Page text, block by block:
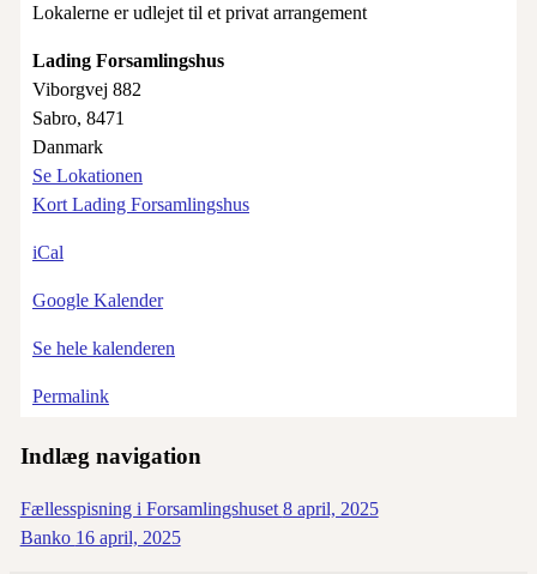
Lokalerne er udlejet til et privat arrangement
Lading Forsamlingshus
Viborgvej 882
Sabro, 8471
Danmark
Se Lokationen
KortLading Forsamlingshus
iCal
Google Kalender
Se hele kalenderen
Permalink
Indlæg navigation
Fællesspisning i Forsamlingshuset 8 april, 2025
Banko 16 april, 2025